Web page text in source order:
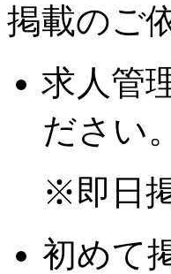
掲載のご
求人管
ださい。
※即日
初めて